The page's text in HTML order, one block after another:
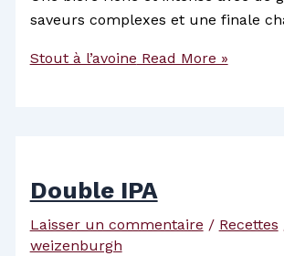
saveurs complexes et une finale
Stout à l’avoine Read More »
Double IPA
Laisser un commentaire / Recettes
weizenburgh